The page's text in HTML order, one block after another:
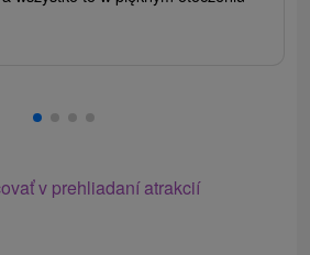
v prehliadaní atrakcií